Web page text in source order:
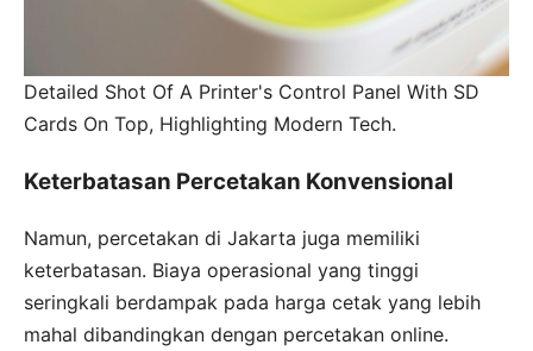
Detailed Shot Of A Printer's Control Panel With SD
Cards On Top, Highlighting Modern Tech.
Keterbatasan Percetakan Konvensional
Namun, percetakan di Jakarta juga memiliki
keterbatasan. Biaya operasional yang tinggi
seringkali berdampak pada harga cetak yang lebih
mahal dibandingkan dengan percetakan online.